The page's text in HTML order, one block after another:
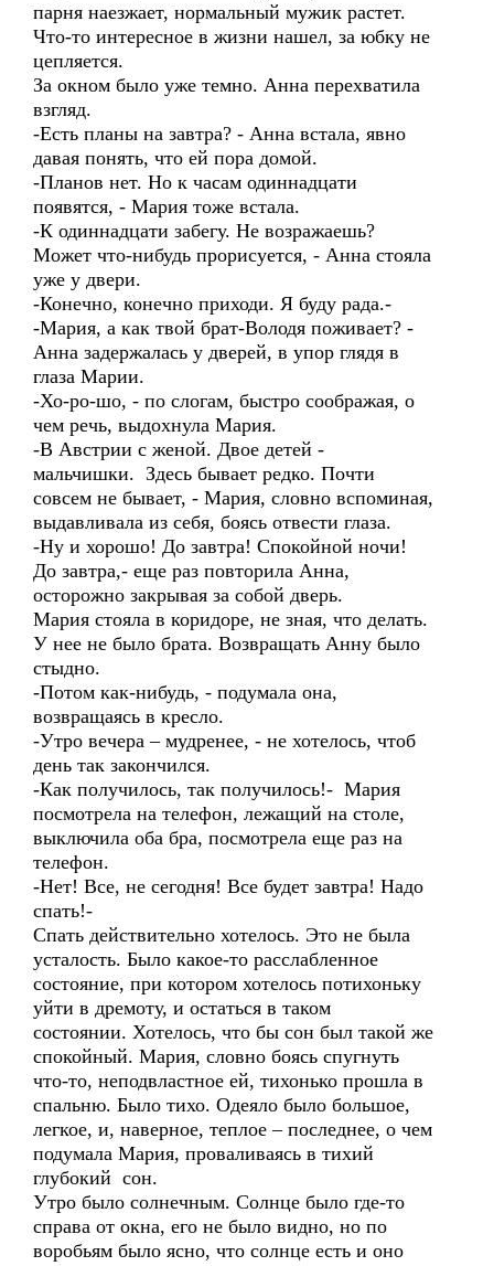
парня наезжает, нормальный мужик растет.
Что-то интересное в жизни нашел, за юбку не
цепляется.
За окном было уже темно. Анна перехватила
взгляд.
-Есть планы на завтра? - Анна встала, явно
давая понять, что ей пора домой.
-Планов нет. Но к часам одиннадцати
появятся, - Мария тоже встала.
-К одиннадцати забегу. Не возражаешь?
Может что-нибудь прорисуется, - Анна стояла
уже у двери.
-Конечно, конечно приходи. Я буду рада.-
-Мария, а как твой брат-Володя поживает? -
Анна задержалась у дверей, в упор глядя в
глаза Марии.
-Хо-ро-шо, - по слогам, быстро соображая, о
чем речь, выдохнула Мария.
-В Австрии с женой. Двое детей -
мальчишки. Здесь бывает редко. Почти
совсем не бывает, - Мария, словно вспоминая,
выдавливала из себя, боясь отвести глаза.
-Ну и хорошо! До завтра! Спокойной ночи!
До завтра,- еще раз повторила Анна,
осторожно закрывая за собой дверь.
Мария стояла в коридоре, не зная, что делать.
У нее не было брата. Возвращать Анну было
стыдно.
-Потом как-нибудь, - подумала она,
возвращаясь в кресло.
-Утро вечера – мудренее, - не хотелось, чтоб
день так закончился.
-Как получилось, так получилось!- Мария
посмотрела на телефон, лежащий на столе,
выключила оба бра, посмотрела еще раз на
телефон.
-Нет! Все, не сегодня! Все будет завтра! Надо
спать!-
Спать действительно хотелось. Это не была
усталость. Было какое-то расслабленное
состояние, при котором хотелось потихоньку
уйти в дремоту, и остаться в таком
состоянии. Хотелось, что бы сон был такой же
спокойный. Мария, словно боясь спугнуть
что-то, неподвластное ей, тихонько прошла в
спальню. Было тихо. Одеяло было большое,
легкое, и, наверное, теплое – последнее, о чем
подумала Мария, проваливаясь в тихий
глубокий сон.
Утро было солнечным. Солнце было где-то
справа от окна, его не было видно, но по
воробьям было ясно, что солнце есть и оно